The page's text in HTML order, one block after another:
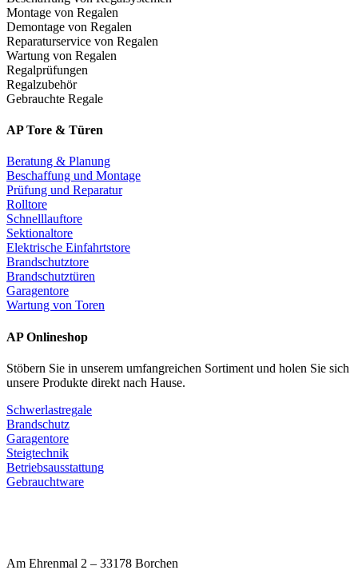
Montage von Regalen
Demontage von Regalen
Reparaturservice von Regalen
Wartung von Regalen
Regalprüfungen
Regalzubehör
Gebrauchte Regale
AP Tore & Türen
Beratung & Planung
Beschaffung und Montage
Prüfung und Reparatur
Rolltore
Schnelllauftore
Sektionaltore
Elektrische Einfahrtstore
Brandschutztore
Brandschutztüren
Garagentore
Wartung von Toren
AP Onlineshop
Stöbern Sie in unserem umfangreichen Sortiment und holen Sie sich
unsere Produkte direkt nach Hause.
Schwerlastregale
Brandschutz
Garagentore
Steigtechnik
Betriebsausstattung
Gebrauchtware
Am Ehrenmal 2 – 33178 Borchen